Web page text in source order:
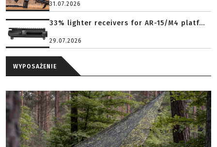
31.07.2026
33% lighter receivers for AR-15/M4 platf...
29.07.2026
WYPOSAŻENIE